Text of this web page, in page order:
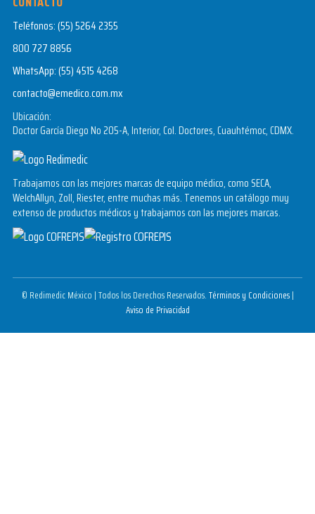
Teléfonos:(55) 5264 2355
800 727 8856
WhatsApp:(55) 4515 4268
contacto@emedico.com.mx
Ubicación:
Doctor García Diego No 205-A, Interior, Col. Doctores, Cuauhtémoc, CDMX.
Trabajamos con las mejores marcas de equipo médico, como SECA,
WelchAllyn, Zoll, Riester, entre muchas más. Tenemos un catálogo muy
extenso de productos médicos y trabajamos con las mejores marcas.
© Redimedic México | Todos los Derechos Reservados.Términos y Condiciones|
Aviso de Privacidad